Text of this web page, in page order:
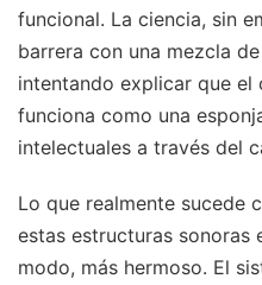
funcional. La ciencia, sin
barrera con una mezcla
intentando explicar que el
funciona como una
intelectuales a través del
Lo que realmente sucede
estas estructuras sonoras
modo, más hermoso. El